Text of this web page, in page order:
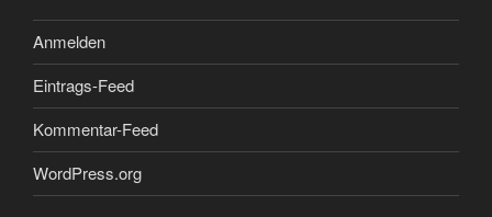
Anmelden
Eintrags-Feed
Kommentar-Feed
WordPress.org